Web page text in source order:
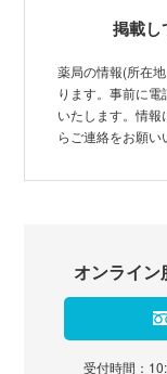
掲載し
薬局の情報(所在
ります。事前に
いたします。情
らご連絡をお願い
オンライ
受付時間：